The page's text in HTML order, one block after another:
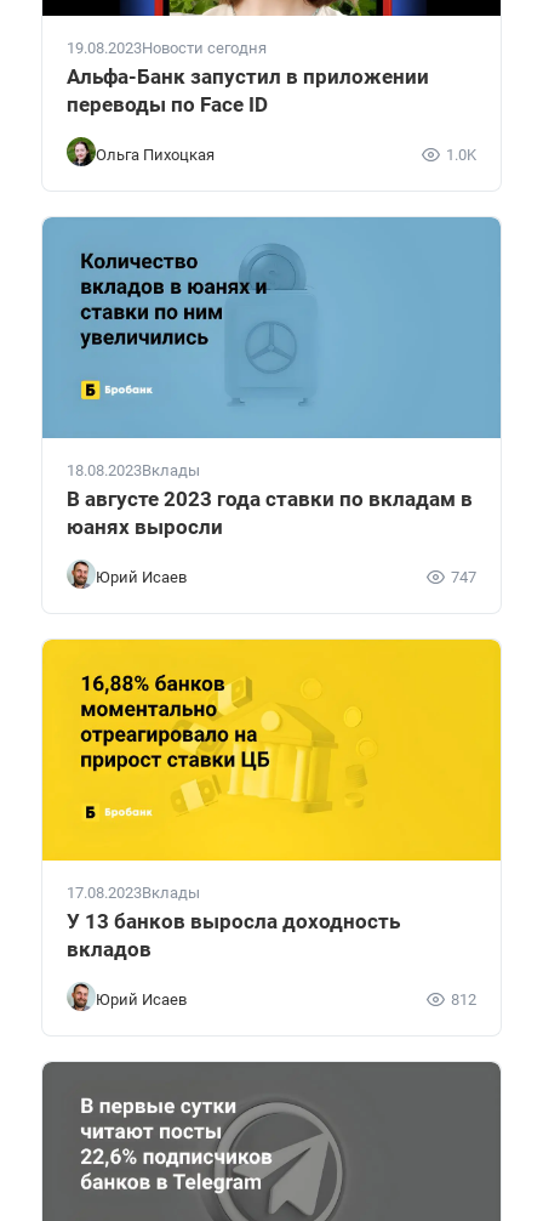
19.08.2023Новости сегодня
Альфа-Банк запустил в приложении
переводы по Face ID
Ольга Пихоцкая 1.0K
18.08.2023Вклады
В августе 2023 года ставки по вкладам в
юанях выросли
Юрий Исаев 747
17.08.2023Вклады
У 13 банков выросла доходность
вкладов
Юрий Исаев 812